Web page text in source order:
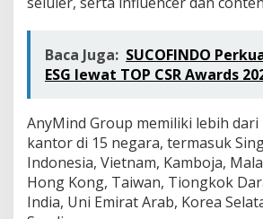
Baca Juga: SUCOFINDO
ESG lewat TOP CSR Awards
AnyMind Group memiliki lebih dari
kantor di 15 negara, termasuk
Indonesia, Vietnam, Kamboja,
Hong Kong, Taiwan, Tiongkok
India, Uni Emirat Arab, Korea